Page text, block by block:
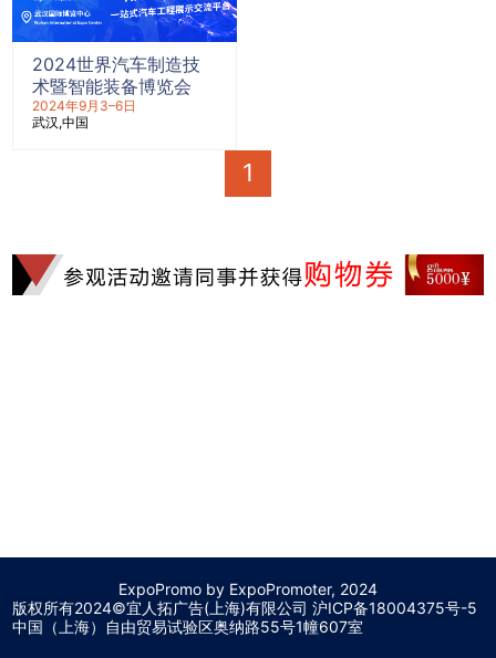
2024世界汽车制造技
术暨智能装备博览会
2024年9月3–6日
武汉 中国
1
ExpoPromo by ExpoPromoter, 2024
版权所有2024©宜人拓广告(上海)有限公司 沪ICP备18004375号-5
中国（上海）自由贸易试验区奥纳路55号1幢607室